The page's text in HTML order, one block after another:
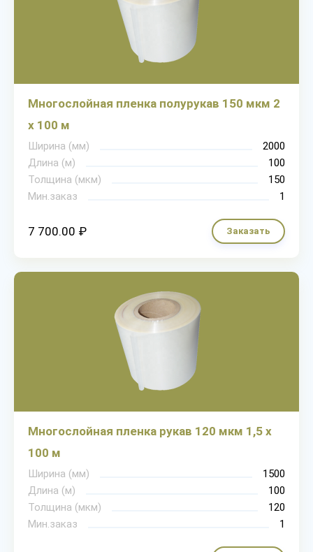
Многослойная пленка полурукав 150 мкм 2
х 100 м
Ширина (мм)
2000
Длина (м)
100
Толщина (мкм)
150
Мин.заказ
1
7 700.00 ₽ Заказать
Многослойная пленка рукав 120 мкм 1,5 х
100 м
Ширина (мм)
1500
Длина (м)
100
Толщина (мкм)
120
Мин.заказ
1